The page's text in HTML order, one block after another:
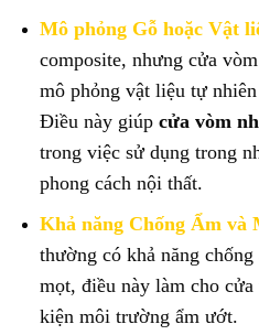
Mô phỏng Gỗ hoặc Vật
composite, nhưng cửa
mô phỏng vật liệu tự
Điều này giúp cửa vòm
trong việc sử dụng trong
phong cách nội thất.
Khả năng Chống Ẩm và
thường có khả năng
mọt, điều này làm cho
kiện môi trường ẩm ướt.